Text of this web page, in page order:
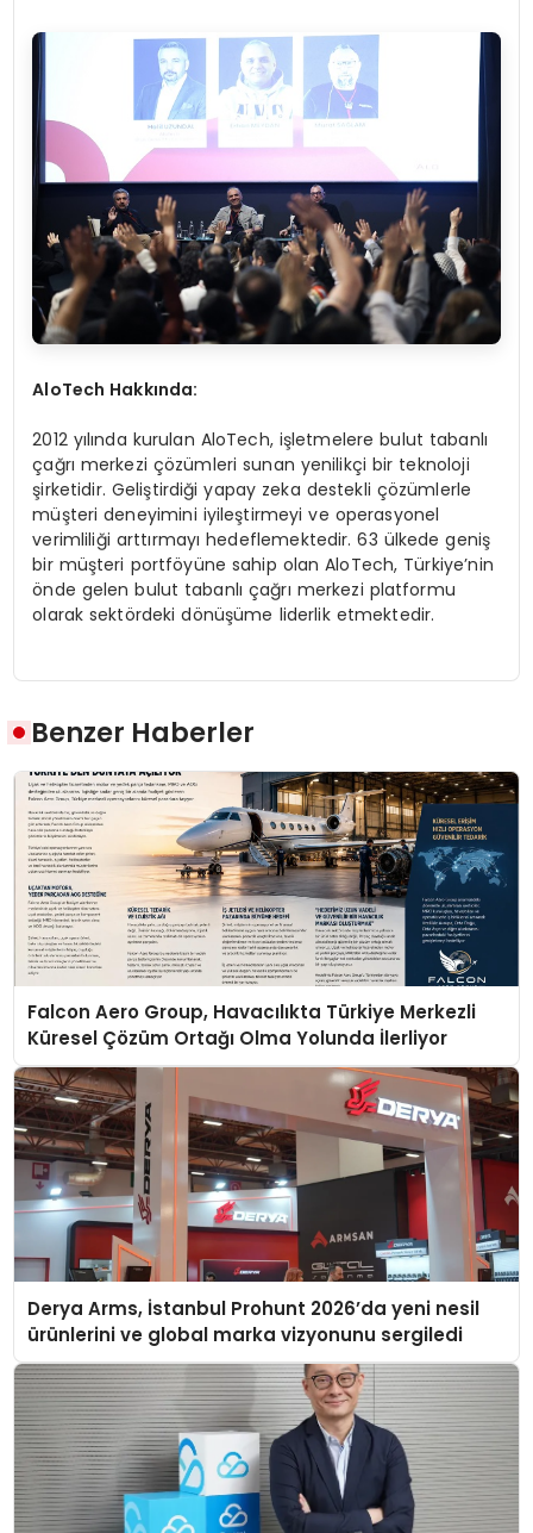
AloTech Hakkında:
2012 yılında kurulan AloTech, işletmelere bulut tabanlı
çağrı merkezi çözümleri sunan yenilikçi bir teknoloji
şirketidir. Geliştirdiği yapay zeka destekli çözümlerle
müşteri deneyimini iyileştirmeyi ve operasyonel
verimliliği arttırmayı hedeflemektedir. 63 ülkede geniş
bir müşteri portföyüne sahip olan AloTech, Türkiye’nin
önde gelen bulut tabanlı çağrı merkezi platformu
olarak sektördeki dönüşüme liderlik etmektedir.
Benzer Haberler
Falcon Aero Group, Havacılıkta Türkiye Merkezli
Küresel Çözüm Ortağı Olma Yolunda İlerliyor
Derya Arms, İstanbul Prohunt 2026’da yeni nesil
ürünlerini ve global marka vizyonunu sergiledi